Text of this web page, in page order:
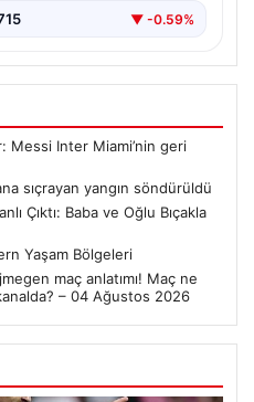
▼ -0.59%
Messi Inter Miami’nin geri
sıçrayan yangın söndürüldü
Çıktı: Baba ve Oğlu Bıçakla
Yaşam Bölgeleri
maç anlatımı! Maç ne
– 04 Ağustos 2026